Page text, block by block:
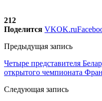
212
Поделится VKOK.ru
Предыдущая запись
Четыре представителя
открытого чемпионата
Следующая запись